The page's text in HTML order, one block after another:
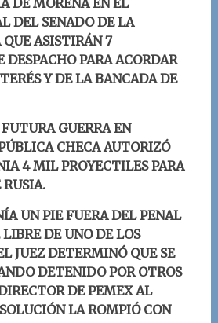
DEL SENADO DE LA
ASISTIRÁN 7
DESPACHO PARA ACORDAR
Y DE LA BANCADA DE
GUERRA EN
CHECA AUTORIZÓ
4 MIL PROYECTILES PARA
RUSIA.
UN PIE FUERA DEL PENAL
DE UNO DE LOS
JUEZ DETERMINÓ QUE SE
DETENIDO POR OTROS
DE PEMEX AL
LA ROMPIÓ CON